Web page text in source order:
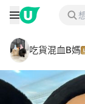
吃貨混血B媽